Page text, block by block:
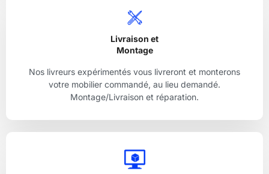
Livraison et
Montage
Nos livreurs expérimentés vous livreront et monterons
votre mobilier commandé, au lieu demandé.
Montage/Livraison et réparation.